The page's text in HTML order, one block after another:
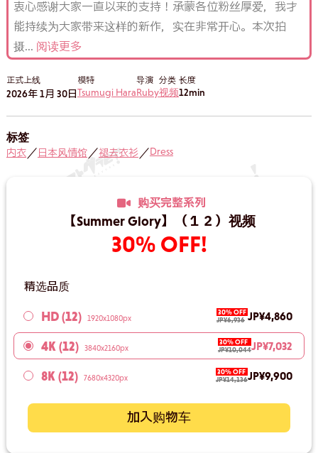
衷心感谢大家一直以来的支持！承蒙各位粉丝厚爱，我才
能持续为大家带来这样的新作，实在非常开心。本次拍
摄... 阅读更多
正式上线
2026年 1月 30日
模特
Tsumugi Hara
导演
Ruby
分类
视频
长度
12min
标签
内衣／ 日本风情馆／褪去衣衫／Dress
购买完整系列
【Summer Glory】（１２）视频
30% OFF!
精选品质
HD (12) 1920x1080px
30% OFF
JP¥6,936 JP¥4,860
4K (12) 3840x2160px
30% OFF
JP¥10,044JP¥7,032
8K (12) 7680x4320px
30% OFF
JP¥14,136JP¥9,900
加入购物车